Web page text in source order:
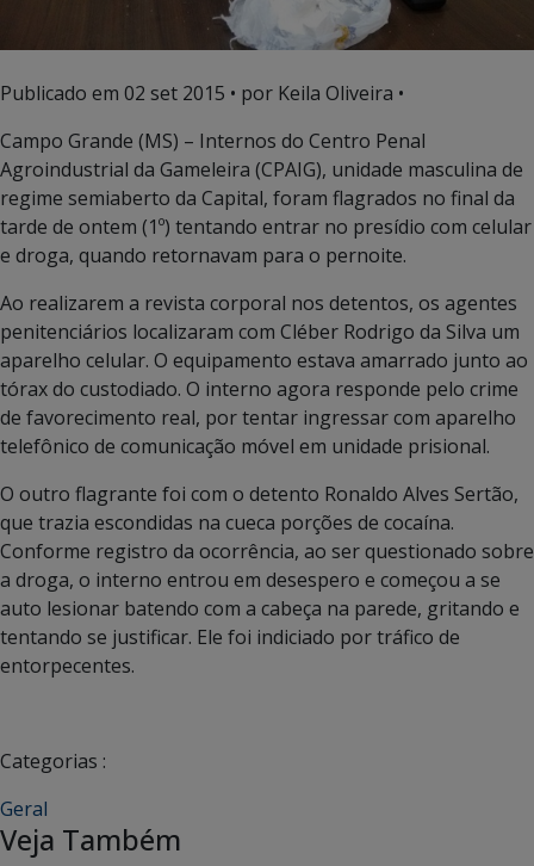
Publicado em 02 set 2015 • por Keila Oliveira •
Campo Grande (MS) – Internos do Centro Penal
Agroindustrial da Gameleira (CPAIG), unidade masculina de
regime semiaberto da Capital, foram flagrados no final da
tarde de ontem (1º) tentando entrar no presídio com celular
e droga, quando retornavam para o pernoite.
Ao realizarem a revista corporal nos detentos, os agentes
penitenciários localizaram com Cléber Rodrigo da Silva um
aparelho celular. O equipamento estava amarrado junto ao
tórax do custodiado. O interno agora responde pelo crime
de favorecimento real, por tentar ingressar com aparelho
telefônico de comunicação móvel em unidade prisional.
O outro flagrante foi com o detento Ronaldo Alves Sertão,
que trazia escondidas na cueca porções de cocaína.
Conforme registro da ocorrência, ao ser questionado sobre
a droga, o interno entrou em desespero e começou a se
auto lesionar batendo com a cabeça na parede, gritando e
tentando se justificar. Ele foi indiciado por tráfico de
entorpecentes.
Categorias :
Geral
Veja Também